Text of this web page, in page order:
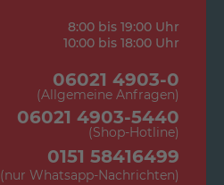
8:00 bis 19:00 Uhr
10:00 bis 18:00 Uhr
06021 4903-0
(Allgemeine Anfragen)
06021 4903-5440
(Shop-Hotline)
0151 58416499
(nur Whatsapp-Nachrichten)